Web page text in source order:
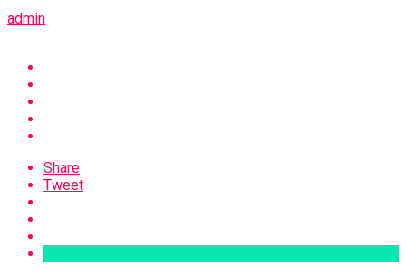
admin
Share
Tweet